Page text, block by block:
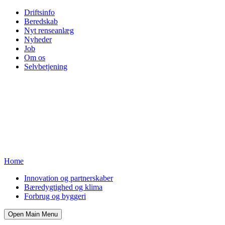
Driftsinfo
Beredskab
Nyt renseanlæg
Nyheder
Job
Om os
Selvbetjening
Home
Innovation og partnerskaber
Bæredygtighed og klima
Forbrug og byggeri
Open Main Menu